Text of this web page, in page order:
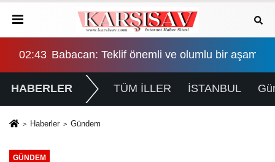
eşitlik yönünden eksiklikler giderilmeli
02:43 Babacan: Teklif önemli ve olumlu bir aşama,
HABERLER TÜM İLLER İSTANBUL
Haberler Gündem
GÜNDEM